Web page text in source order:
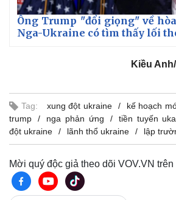
Ông Trump "đổi giọng" về
Nga-Ukraine có tìm thấy lối
Kiều
Tag: xung đột ukraine kế hoạch
trump
nga phản ứng tiền tuyến
đột ukraine
lãnh thổ ukraine lập
Mời quý độc giả theo dõi VOV.VN trên